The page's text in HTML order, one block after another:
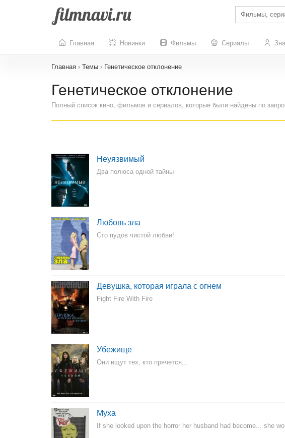
Главная Новинки Фильмы Сериалы
Главная › Темы › Генетическое отклонение
Генетическое отклонение
Полный список кино, фильмов и сериалов, которые были найдены по
Неуязвимый
Два полюса одной тайны
Любовь зла
Сто пудов чистой любви!
Девушка, которая играла с огнем
Fight Fire With Fire
Убежище
Они ищут тех, кто прячется...
Муха
If she looked upon the horror her husband had become... she